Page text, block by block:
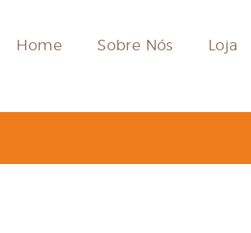
Home Sobre Nós Loja
HOME